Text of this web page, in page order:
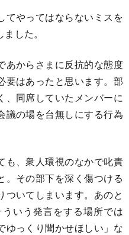
やってはならないミスを
した。
からさまに反抗的な態度
要はあったと思います。部
、同席していたメンバーに
議の場を台無しにする行為
、衆人環視のなかで叱責
。その部下を深く傷つける
ついてしまいます。あのと
いう発言をする場所では
ゆっくり聞かせほしい」な